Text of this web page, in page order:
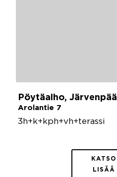
Pöytäalho, Järvenpää
Arolantie 7
3h+k+kph+vh+terassi
KATSO
LISÄÄ